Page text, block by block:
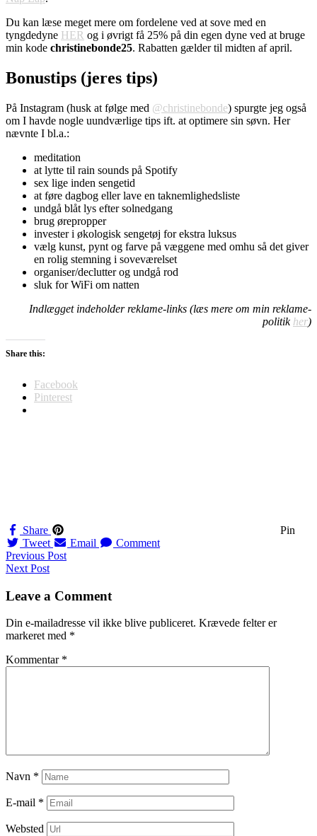
Du kan læse meget mere om fordelene ved at sove med en
tyngdedyne HER og i øvrigt få 25% på din egen dyne ved at bruge
min kode christinebonde25. Rabatten gælder til midten af april.
Bonustips (jeres tips)
På Instagram (husk at følge med @christinebonde) spurgte jeg også
om I havde nogle uundværlige tips ift. at optimere sin søvn. Her
nævnte I bl.a.:
meditation
at lytte til rain sounds på Spotify
sex lige inden sengetid
at føre dagbog eller lave en taknemlighedsliste
undgå blåt lys efter solnedgang
brug ørepropper
invester i økologisk sengetøj for ekstra luksus
vælg kunst, pynt og farve på væggene med omhu så det giver
en rolig stemning i soveværelset
organiser/declutter og undgå rod
sluk for WiFi om natten
Indlægget indeholder reklame-links (læs mere om min reklame-
politik her)
Share this:
Facebook
Pinterest
Share
Pin
Tweet
Email Comment
Navigation
til
indlæg
Previous Post
Next Post
Leave a Comment
Din e-mailadresse vil ikke blive publiceret. Krævede felter er
markeret med *
Kommentar *
Navn *
E-mail *
Websted